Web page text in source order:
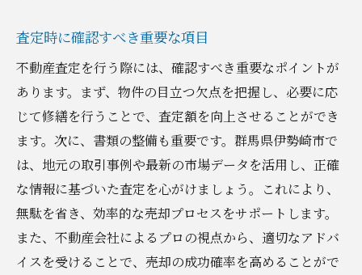
査定時に確認すべき重要な項目
不動産査定を行う際には、確認すべき重要なポイントが
あります。まず、物件の目立つ欠点を把握し、必要に応
じて修繕を行うことで、査定額を向上させることができ
ます。次に、書類の整備も重要です。群馬県伊勢崎市で
は、地元の取引事例や最新の市場データを活用し、正確
な情報に基づいた査定を心がけましょう。これにより、
無駄を省き、効率的な売却プロセスをサポートします。
また、不動産会社によるプロの視点から、適切なアドバ
イスを受けることで、売却の成功確率を高めることがで